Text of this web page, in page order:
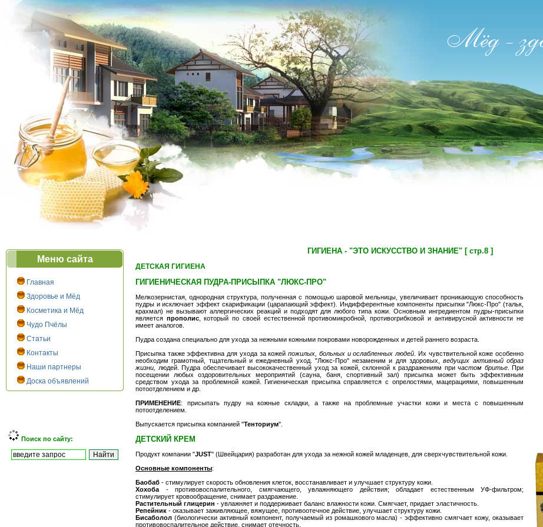
Меню сайта
Главная
Здоровье и Мёд
Косметика и Мёд
Чудо Пчёлы
Статьи
Контакты
Наши партнеры
Доска объявлений
Поиск по сайту:
ГИГИЕНА - "ЭТО ИСКУССТВО И ЗНАНИЕ" [ стр.8 ]
ДЕТСКАЯ ГИГИЕНА
ГИГИЕНИЧЕСКАЯ ПУДРА-ПРИСЫПКА "ЛЮКС-ПРО"
Мелкозернистая, однородная структура, полученная с помощью шаровой мельницы, увеличивает проникающую способность
пудры и исключает эффект скарификации (царапающий эффект). Индифферентные компоненты присыпки "Люкс-Про" (тальк,
крахмал) не вызывают аллергических реакций и подходят для любого типа кожи. Основным ингредиентом пудры-присыпки
является прополис, который по своей естественной противомикробной, противогрибковой и антивирусной активности не
имеет аналогов.
Пудра создана специально для ухода за нежными кожными покровами новорожденных и детей раннего возраста.
Присыпка также эффективна для ухода за кожейпожилых, больных и ослабленных людей . Их чувствительной коже особенно
необходим грамотный, тщательный и ежедневный уход. "Люкс-Про" незаменим и для здоровых,ведущих активный образ
жизни,
людей. Пудра обеспечивает высококачественный уход за кожей, склонной к раздражениям при частом бритье. При
посещении любых оздоровительных мероприятий (сауна, баня, спортивный зал) присыпка может быть эффективным
средством ухода за проблемной кожей. Гигиеническая присыпка справляется с опрелостями, мацерациями, повышенным
потоотделением и др.
ПРИМЕНЕНИЕ: присыпать пудру на кожные складки, а также на проблемные участки кожи и места с повышенным
потоотделением.
Выпускается присыпка компанией "Тенториум".
ДЕТСКИЙ КРЕМ
Продукт компании "JUST" (Швейцария) разработан для ухода за нежной кожей младенцев, для сверхчувствительной кожи.
Основные компоненты:
Баобаб - стимулирует скорость обновления клеток, восстанавливает и улучшает структуру кожи.
Хохоба - противовоспалительного, смягчающего, увлажняющего действия; обладает естественным УФ-фильтром;
стимулирует кровообращение, снимает раздражение.
Растительный глицерин - увлажняет и поддерживает баланс влажности кожи. Смягчает, придает эластичность.
Репейник - оказывает заживляющее, вяжущее, противоотечное действие, улучшает структуру кожи.
Бисаболол (биологически активный компонент, получаемый из ромашкового масла) - эффективно смягчает кожу, оказывает
противовоспалительное действие, снимает отечность.